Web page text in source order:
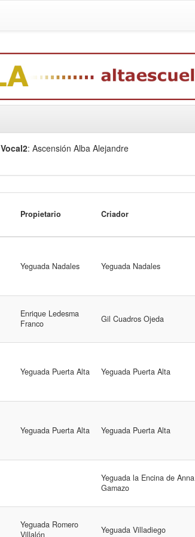
Vocal2: Ascensión Alba Alejandre
Propietario Criador
Yeguada Nadales Yeguada Nadales
Enrique Ledesma
Franco
Gil Cuadros Ojeda
Yeguada Puerta Alta Yeguada Puerta Alta
Yeguada Puerta Alta Yeguada Puerta Alta
Yeguada la Encina de Anna
Gamazo
Yeguada Romero
Villalón
Yeguada Villadiego